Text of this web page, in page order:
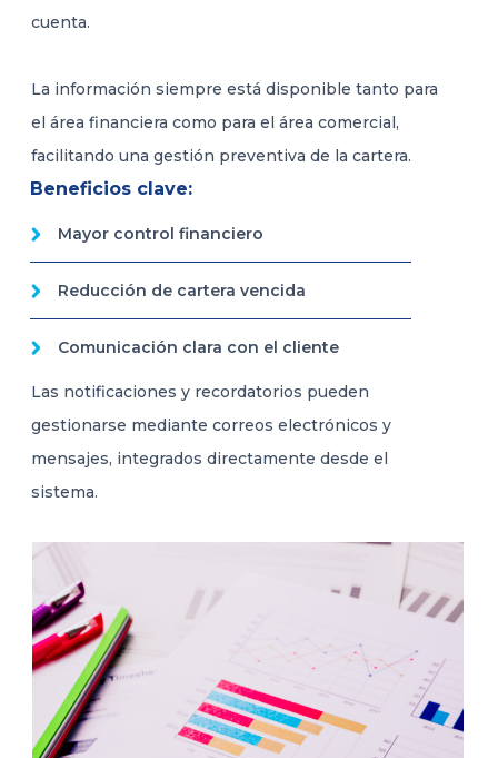
cuenta.
La información siempre está disponible tanto para
el área financiera como para el área comercial,
facilitando una gestión preventiva de la cartera.
Beneficios clave:
Mayor control financiero
Reducción de cartera vencida
Comunicación clara con el cliente
Las notificaciones y recordatorios pueden
gestionarse mediante correos electrónicos y
mensajes, integrados directamente desde el
sistema.